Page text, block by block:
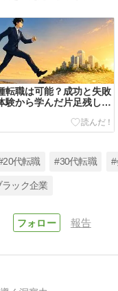
転職は可能？成功と失敗
験から学んだ片足残しの
代転職 #30代転職 #
ラック企業
報告